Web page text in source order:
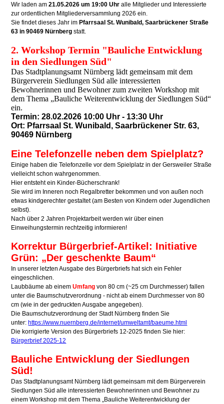
Wir laden am21.05.2026 um 19:00 Uhr alle Mitglieder und Interessierte
zur ordentlichen Mitgliederversammlung 2026 ein.
Sie findet dieses Jahr im Pfarrsaal St. Wunibald, Saarbrückener Straße
63 in 90469 Nürnberg statt.
2. Workshop Termin "Bauliche Entwicklung
in den Siedlungen Süd"
Das Stadtplanungsamt Nürnberg lädt gemeinsam mit dem
Bürgerverein Siedlungen Süd alle interessierten
Bewohnerinnen und Bewohner zum zweiten Workshop mit
dem Thema „Bauliche Weiterentwicklung der Siedlungen Süd“
ein.
Termin: 28.02.2026 10:00 Uhr - 13:30 Uhr
Ort: Pfarrsaal St. Wunibald, Saarbrückener Str. 63,
90469 Nürnberg
Eine Telefonzelle neben dem Spielplatz?
Einige haben die Telefonzelle vor dem Spielplatz in der Gersweiler Straße
vielleicht schon wahrgenommen.
Hier entsteht ein Kinder-Bücherschrank!
Sie wird im Inneren noch Regalbretter bekommen und von außen noch
etwas kindgerechter gestaltet (am Besten von Kindern oder Jugendlichen
selbst).
Nach über 2 Jahren Projektarbeit werden wir über einen
Einweihungstermin rechtzeitig informieren!
Korrektur Bürgerbrief-Artikel: Initiative
Grün: „Der geschenkte Baum“
In unserer letzten Ausgabe des Bürgerbriefs hat sich ein Fehler
eingeschlichen.
Laubbäume ab einemUmfang von 80 cm (~25 cm Durchmesser) fallen
unter die Baumschutzverordnung - nicht ab einem Durchmesser von 80
cm (wie in der gedruckten Ausgabe angegeben).
Die Baumschutzverordnung der Stadt Nürnberg finden Sie
unter: https://www.nuernberg.de/internet/umweltamt/baeume.html
Die korrigierte Version des Bürgerbriefs 12-2025 finden Sie hier:
Bürgerbrief 2025-12
Bauliche Entwicklung der Siedlungen
Süd!
Das Stadtplanungsamt Nürnberg lädt gemeinsam mit dem Bürgerverein
Siedlungen Süd alle interessierten Bewohnerinnen und Bewohner zu
einem Workshop mit dem Thema „Bauliche Weiterentwicklung der